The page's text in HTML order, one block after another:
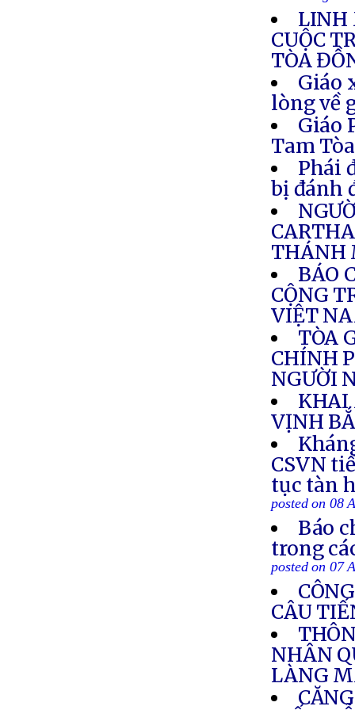
LINH
CUỘC
TÒA
Giáo
lòng về
Giáo
Tam Tòa
Phái
bị đánh
THÁNH
BÁO
CỘNG
VIỆT
TÒA
CHÍNH
NGƯỜI
KHAI
VỊNH
CSVN
tục tàn
posted on 08
Báo
trong
posted on 07
CÂU
NHÂN
LÀNG